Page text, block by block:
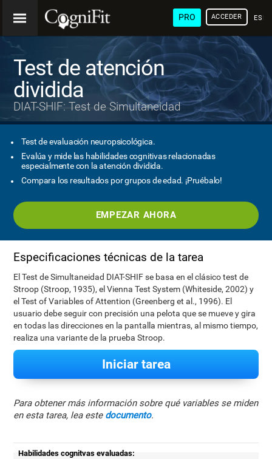
PRO ACCEDER
Test de atención
dividida
DIAT-SHIF: Test de Simultaneidad
Test de evaluación neuropsicológica.
Evalúa y mide las habilidades cognitivas relacionadas
especialmente con la atención dividida.
Compara los resultados por grupos de edad. ¡Pruébalo!
EMPEZAR AHORA
Especificaciones técnicas de la tarea
El Test de Simultaneidad DIAT-SHIF se basa en el clásico test de
Stroop (Stroop, 1935), el Vienna Test System (Whiteside, 2002) y
el Test of Variables of Attention (Greenberg et al., 1996). El
usuario debe seguir con precisión una pelota que se mueve y gira
en todas las direcciones en la pantalla mientras, al mismo tiempo,
realiza una variante de la prueba Stroop.
Iniciar tarea
Para obtener más información sobre qué variables se miden
en esta tarea, lea este documento.
Habilidades cognitvas evaluadas: